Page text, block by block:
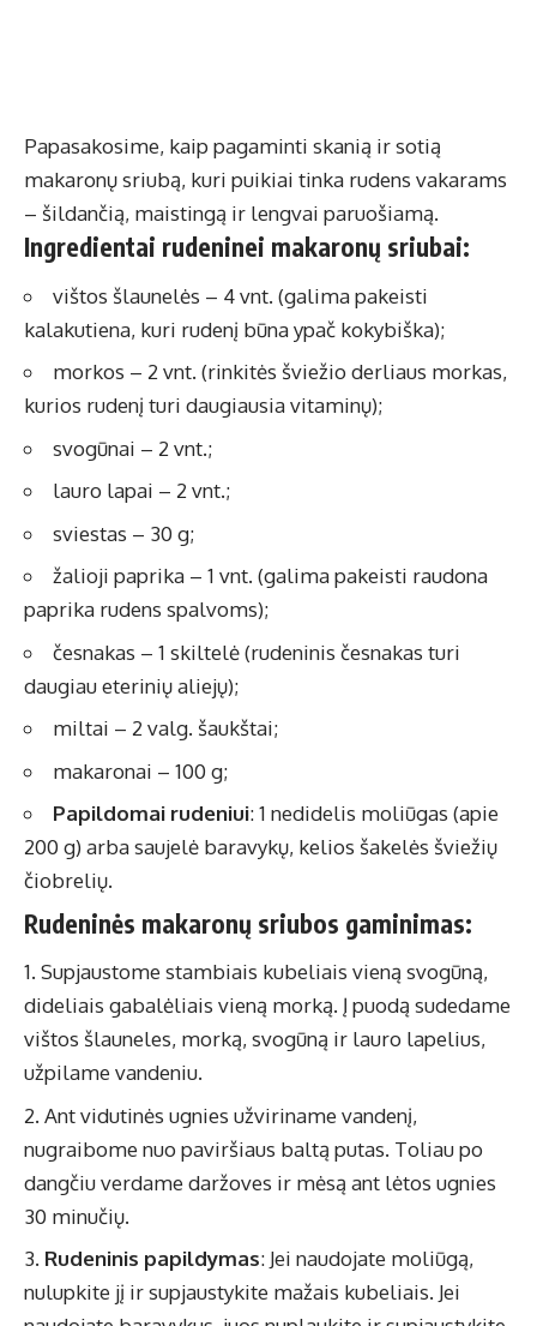
Papasakosime, kaip pagaminti skanią ir sotią
makaronų sriubą, kuri puikiai tinka rudens vakarams
– šildančią, maistingą ir lengvai paruošiamą.
Ingredientai rudeninei makaronų sriubai:
vištos šlaunelės – 4 vnt. (galima pakeisti
kalakutiena, kuri rudenį būna ypač kokybiška);
morkos – 2 vnt. (rinkitės šviežio derliaus morkas,
kurios rudenį turi daugiausia vitaminų);
svogūnai – 2 vnt.;
lauro lapai – 2 vnt.;
sviestas – 30 g;
žalioji paprika – 1 vnt. (galima pakeisti raudona
paprika rudens spalvoms);
česnakas – 1 skiltelė (rudeninis česnakas turi
daugiau eterinių aliejų);
miltai – 2 valg. šaukštai;
makaronai – 100 g;
Papildomai rudeniui: 1 nedidelis moliūgas (apie
200 g) arba saujelė baravykų, kelios šakelės šviežių
čiobrelių.
Rudeninės makaronų sriubos gaminimas:
Supjaustome stambiais kubeliais vieną svogūną,
dideliais gabalėliais vieną morką. Į puodą sudedame
vištos šlauneles, morką, svogūną ir lauro lapelius,
užpilame vandeniu.
Ant vidutinės ugnies užviriname vandenį,
nugraibome nuo paviršiaus baltą putas. Toliau po
dangčiu verdame daržoves ir mėsą ant lėtos ugnies
30 minučių.
Rudeninis papildymas: Jei naudojate moliūgą,
nulupkite jį ir supjaustykite mažais kubeliais. Jei